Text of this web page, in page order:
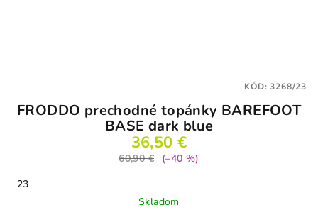
FRODDO prechodné topánky BAREFOOT
BASE dark blue
36,50 €
60,90 €
(–40 %)
23
Skladom
KÓD:3268/23